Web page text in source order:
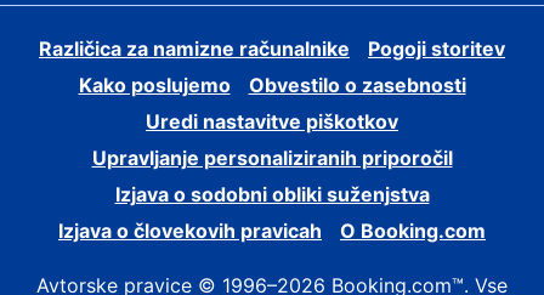
Različica za namizne računalnike
Pogoji storitev
Kako poslujemo
Obvestilo o zasebnosti
Uredi nastavitve piškotkov
Upravljanje personaliziranih priporočil
Izjava o sodobni obliki suženjstva
Izjava o človekovih pravicah
O Booking.com
Avtorske pravice © 1996–2026 Booking.com™. Vse